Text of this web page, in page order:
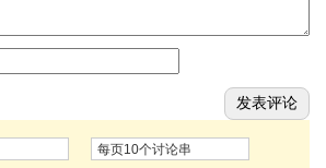
每页10个讨论串